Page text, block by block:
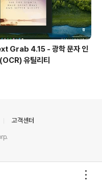
Grab 4.15 - 광학 문자 인
유틸리티
고객센터